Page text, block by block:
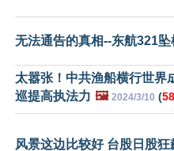
无法通告的真相--东航321
太嚣张！中共渔船横行世界
巡提高执法力 🖼️ 2024/3/10 (
风景这边比较好 台股日股狂